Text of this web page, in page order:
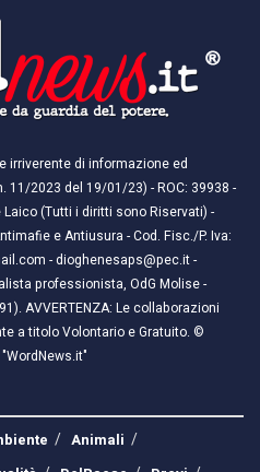
irriverente di informazione ed
11/2023 del 19/01/23) - ROC: 39938 -
(Tutti i diritti sono Riservati) -
e Antiusura - Cod. Fisc./P. Iva:
- dioghenesaps@pec.it -
professionista, OdG Molise -
AVVERTENZA: Le collaborazioni
a titolo Volontario e Gratuito. ©
Animali